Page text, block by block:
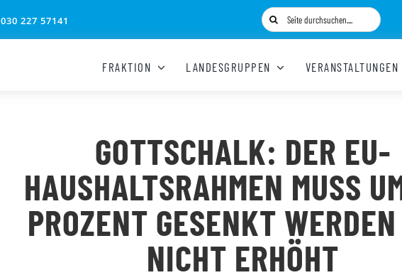
030 227 57141
Suche
nach:
FRAKTION LANDESGRUPPEN VERANSTALTUNGEN
GOTTSCHALK: DER EU-
HAUSHALTSRAHMEN MUSS
PROZENT GESENKT
NICHT ERHÖHT